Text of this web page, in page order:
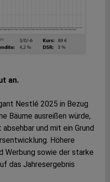
an.
Nestlé 2025 in Bezug
Bäume ausreißen würde,
und mit ein Grund
Höhere
Werbung sowie der starke
das Jahresergebnis